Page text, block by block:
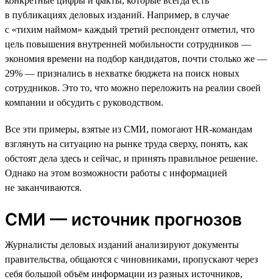
в публикациях деловых изданий. Например, в случае
с «тихим наймом» каждый третий респондент отметил, что
цель повышения внутренней мобильности сотрудников —
экономия времени на подбор кандидатов, почти столько же —
29% — признались в нехватке бюджета на поиск новых
сотрудников. Это то, что можно переложить на реалии своей
компании и обсудить с руководством.
Все эти примеры, взятые из СМИ, помогают HR-командам
взглянуть на ситуацию на рынке труда сверху, понять, как
обстоят дела здесь и сейчас, и принять правильное решение.
Однако на этом возможности работы с информацией
не заканчиваются.
СМИ — источник прогнозов
Журналисты деловых изданий анализируют документы
правительства, общаются с чиновниками, пропускают через
себя большой объём информации из разных источников,